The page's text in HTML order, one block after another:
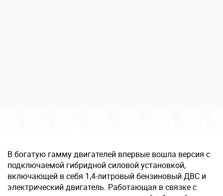
В богатую гамму двигателей впервые вошла версия с
подключаемой гибридной силовой установкой,
включающей в себя 1,4-литровый бензиновый ДВС и
электрический двигатель. Работающая в связке с